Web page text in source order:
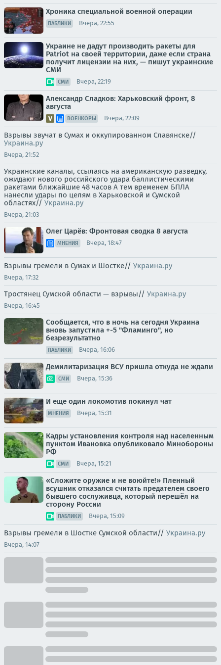
Хроника специальной военной операции
ПАБЛИКИ Вчера, 22:55
Украине не дадут производить ракеты для
Patriot на своей территории, даже если страна
получит лицензии на них, — пишут украинские
СМИ
СМИ Вчера, 22:19
Александр Сладков: Харьковский фронт, 8
августа
ВОЕНКОРЫ Вчера, 22:09
Взрывы звучат в Сумах и оккупированном Славянске//
Украина.ру
Вчера, 21:52
Украинские каналы, ссылаясь на американскую разведку,
ожидают нового российского удара баллистическими
ракетами ближайшие 48 часов А тем временем БПЛА
нанесли удары по целям в Харьковской и Сумской
областях// Украина.ру
Вчера, 21:03
Олег Царёв: Фронтовая сводка 8 августа
МНЕНИЯ Вчера, 18:47
Взрывы гремели в Сумах и Шостке// Украина.ру
Вчера, 17:32
Тростянец Сумской области — взрывы// Украина.ру
Вчера, 16:45
Сообщается, что в ночь на сегодня Украина
вновь запустила +-5 "Фламинго", но
безрезультатно
ПАБЛИКИ Вчера, 16:06
Демилитаризация ВСУ пришла откуда не ждали
СМИ Вчера, 15:36
И еще один локомотив покинул чат
МНЕНИЯ Вчера, 15:31
Кадры установления контроля над населенным
пунктом Ивановка опубликовало Минобороны
РФ
СМИ Вчера, 15:21
«Сложите оружие и не воюйте!» Пленный
всушник отказался считать предателем своего
бывшего сослуживца, который перешёл на
сторону России
ПАБЛИКИ Вчера, 15:09
Взрывы гремели в Шостке Сумской области// Украина.ру
Вчера, 14:07